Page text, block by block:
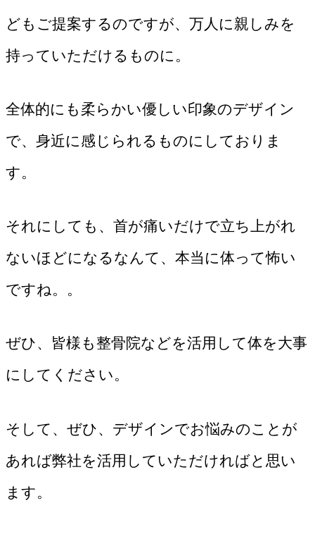
どもご提案するのですが、万人に親しみを
持っていただけるものに。
全体的にも柔らかい優しい印象のデザイン
で、身近に感じられるものにしておりま
す。
それにしても、首が痛いだけで立ち上がれ
ないほどになるなんて、本当に体って怖い
ですね。。
ぜひ、皆様も整骨院などを活用して体を大事
にしてください。
そして、ぜひ、デザインでお悩みのことが
あれば弊社を活用していただければと思い
ます。